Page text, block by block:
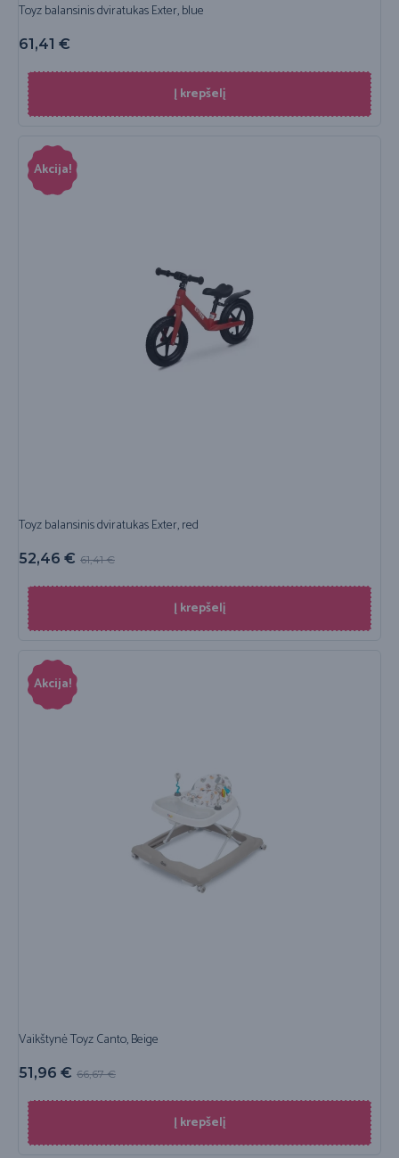
Toyz balansinis dviratukas Exter, blue
61,41 €
Į krepšelį
Akcija!
Toyz balansinis dviratukas Exter, red
61,41€
52,46 €
Į krepšelį
Akcija!
Vaikštynė Toyz Canto, Beige
66,67€
51,96 €
Į krepšelį